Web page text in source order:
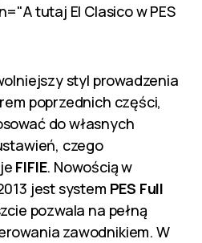
tutaj El Clasico w PES
styl prowadzenia
poprzednich części,
do własnych
czego
FIFIE. Nowością w
jest system PES Full
pozwala na pełną
zawodnikiem. W